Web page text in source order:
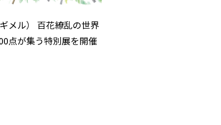
メル） 百花繚乱の世界
点が集う特別展を開催